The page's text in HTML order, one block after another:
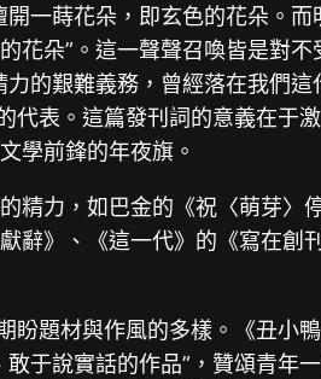
一蒔花朵，即玄色的花朵。
朵”。這一聲聲召喚皆是對
的艱難義務，曾經落在我們
表。這篇發刊詞的意義在于
學前鋒的年夜旗。
精力，如巴金的《祝〈萌芽
》、《這一代》的《寫在創
題材與作風的多樣。《丑小
于說實話的作品”，贊頌青年